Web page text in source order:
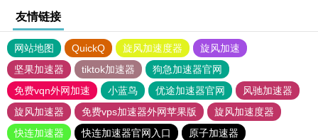
友情链接
网站地图 QuickQ 旋风加速度器
旋风加速
坚果加速器
tiktok加速器
狗急加速器官网
免费vqn外网加速
小蓝鸟 优途加速器官网
风驰加速器
旋风加速器
免费vps加速器外网苹果版
旋风加速度器
快连加速器
快连加速器官网入口
原子加速器